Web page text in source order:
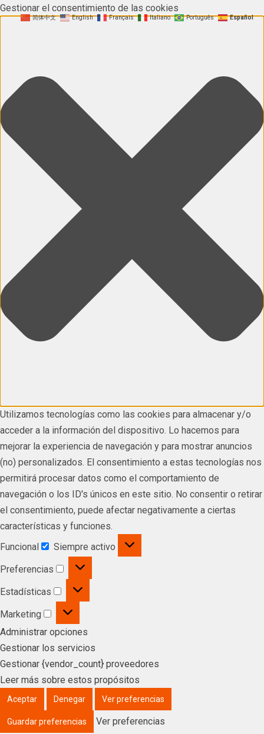
Gestionar el consentimiento de las cookies
Utilizamos tecnologías como las cookies para almacenar y/o
acceder a la información del dispositivo. Lo hacemos para
mejorar la experiencia de navegación y para mostrar anuncios
(no) personalizados. El consentimiento a estas tecnologías nos
permitirá procesar datos como el comportamiento de
navegación o los ID's únicos en este sitio. No consentir o retirar
el consentimiento, puede afectar negativamente a ciertas
características y funciones.
Funcional
Siempre activo
Preferencias
Estadísticas
Marketing
Administrar opciones
Gestionar los servicios
Gestionar {vendor_count} proveedores
Leer más sobre estos propósitos
Aceptar Denegar Ver preferencias
Guardar preferencias
Ver preferencias
简体中文 English Français Italiano Português Español